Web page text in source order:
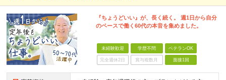
『ちょうどいい』が、長く続く。 週1日から自分
のペースで働く60代の本音を集めました。
未経験歓迎 学歴不問 ベテランOK
完全週休2日 賞与複数月 面接1回